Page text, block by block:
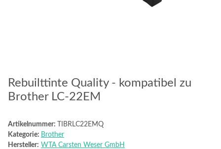
Rebuilttinte Quality - kompatibel zu
Brother LC-22EM
Artikelnummer:
TIBRLC22EMQ
Kategorie: Brother
Hersteller: WTA Carsten Weser GmbH